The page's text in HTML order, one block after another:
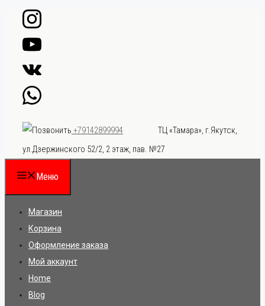
Перейти
содержимому
+79142899994
ТЦ «Тамара», г.Якутск,
ул.Дзержинского 52/2, 2 этаж, пав. №27
Меню
Магазин
Корзина
Оформление заказа
Мой аккаунт
Home
Blog